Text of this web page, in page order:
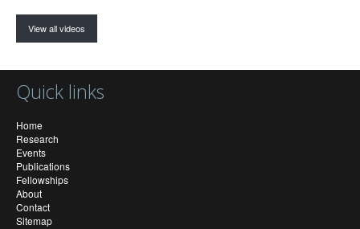
View all videos
Quick links
Home
Research
Events
Publications
Fellowships
About
Contact
Sitemap